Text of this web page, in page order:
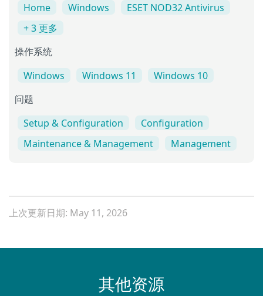
Home Windows
ESET NOD32 Antivirus
+ 3 更多
操作系统
Windows Windows 11 Windows 10
问题
Setup & Configuration
Configuration
Maintenance & Management
Management
上次更新日期: May 11, 2026
其他资源